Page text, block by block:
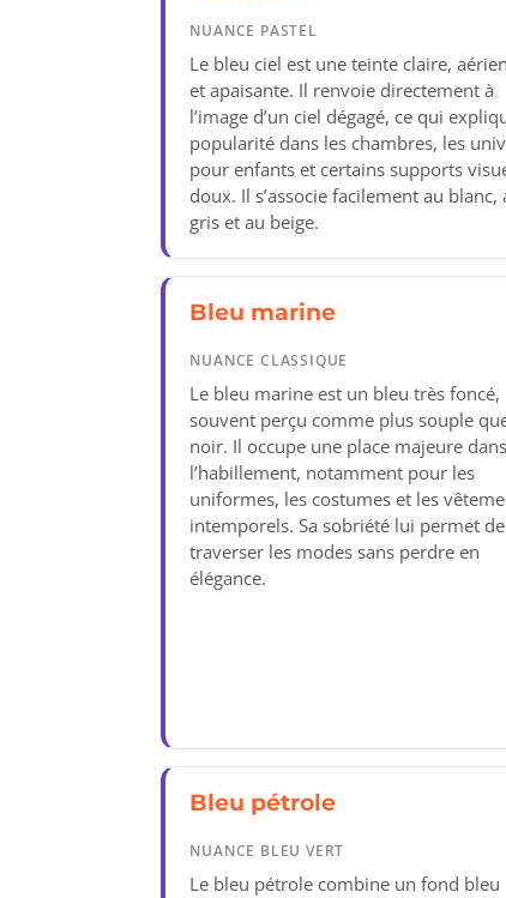
NUANCE PASTEL
Le bleu ciel est une teinte claire,
et apaisante. Il renvoie directement à
l’image d’un ciel dégagé, ce qui
popularité dans les chambres, les
pour enfants et certains supports
doux. Il s’associe facilement au blanc,
gris et au beige.
Bleu marine
NUANCE CLASSIQUE
Le bleu marine est un bleu très foncé,
souvent perçu comme plus souple
noir. Il occupe une place majeure dans
l’habillement, notamment pour les
uniformes, les costumes et les
intemporels. Sa sobriété lui permet de
traverser les modes sans perdre en
élégance.
Bleu pétrole
NUANCE BLEU VERT
Le bleu pétrole combine un fond bleu